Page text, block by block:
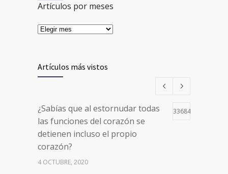
Artículos por meses
Artículos más vistos
¿Sabías que al estornudar todas
las funciones del corazón se
detienen incluso el propio
corazón?
33684
4 OCTUBRE, 2020